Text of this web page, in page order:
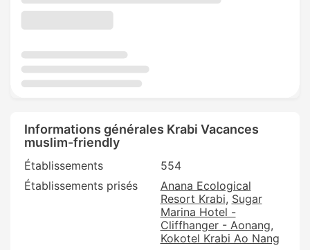
Informations générales Krabi Vacances
muslim-friendly
Établissements
554
Établissements prisés
Anana Ecological
Resort Krabi Sugar
Marina Hotel -
Cliffhanger - Aonang
Kokotel Krabi Ao Nang